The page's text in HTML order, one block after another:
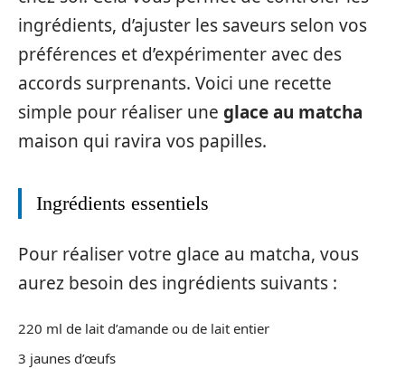
ingrédients, d’ajuster les saveurs selon vos
préférences et d’expérimenter avec des
accords surprenants. Voici une recette
simple pour réaliser une glace au matcha
maison qui ravira vos papilles.
Ingrédients essentiels
Pour réaliser votre glace au matcha, vous
aurez besoin des ingrédients suivants :
220 ml de lait d’amande ou de lait entier
3 jaunes d’œufs